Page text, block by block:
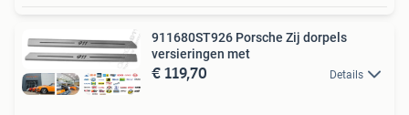
911680ST926 Porsche Zij dorpels
versieringen met
€ 119,70 Details